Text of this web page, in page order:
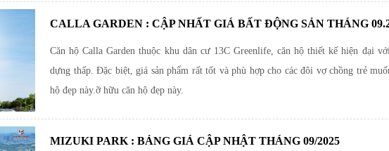
CALLA GARDEN : CẬP NHẤT GIÁ BẤT ĐỘNG SẢN THÁNG
Căn hộ Calla Garden thuộc khu dân cư 13C Greenlife, căn hộ thiết kế hiện đại
dựng thấp. Đặc biệt, giá sản phẩm rất tốt và phù hợp cho các đôi vợ chồng trẻ
hộ đẹp này.ỡ hữu căn hộ đẹp này.
MIZUKI PARK : BẢNG GIÁ CẬP NHẬT THÁNG 09/2025